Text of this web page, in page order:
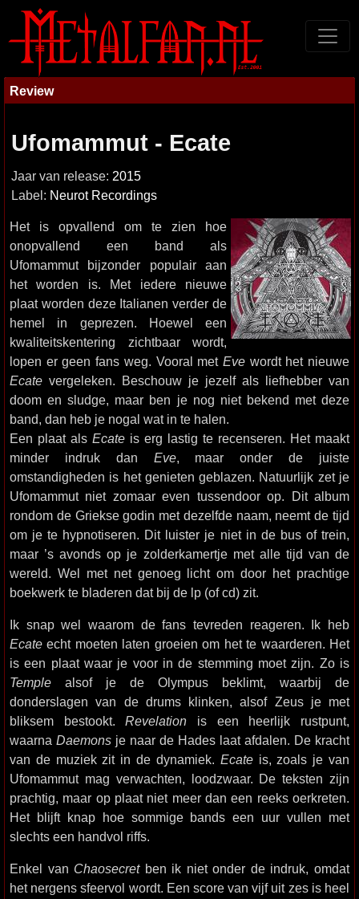
Review
Ufomammut - Ecate
Jaar van release: 2015
Label: Neurot Recordings
Het is opvallend om te zien hoe
onopvallend een band als
Ufomammut bijzonder populair aan
het worden is. Met iedere nieuwe
plaat worden deze Italianen verder de
hemel in geprezen. Hoewel een
kwaliteitskentering zichtbaar wordt,
lopen er geen fans weg. Vooral met Evewordt het nieuwe
Ecate vergeleken. Beschouw je jezelf als liefhebber van
doom en sludge, maar ben je nog niet bekend met deze
band, dan heb je nogal wat in te halen.
Een plaat als Ecate is erg lastig te recenseren. Het maakt
minder indruk dan Eve, maar onder de juiste
omstandigheden is het genieten geblazen. Natuurlijk zet je
Ufomammut niet zomaar even tussendoor op. Dit album
rondom de Griekse godin met dezelfde naam, neemt de tijd
om je te hypnotiseren. Dit luister je niet in de bus of trein,
maar ’s avonds op je zolderkamertje met alle tijd van de
wereld. Wel met net genoeg licht om door het prachtige
boekwerk te bladeren dat bij de lp (of cd) zit.
Ik snap wel waarom de fans tevreden reageren. Ik heb
Ecate echt moeten laten groeien om het te waarderen. Het
is een plaat waar je voor in de stemming moet zijn. Zo is
Temple alsof je de Olympus beklimt, waarbij de
donderslagen van de drums klinken, alsof Zeus je met
bliksem bestookt.Revelation is een heerlijk rustpunt,
waarna Daemons je naar de Hades laat afdalen. De kracht
van de muziek zit in de dynamiek. Ecateis, zoals je van
Ufomammut mag verwachten, loodzwaar. De teksten zijn
prachtig, maar op plaat niet meer dan een reeks oerkreten.
Het blijft knap hoe sommige bands een uur vullen met
slechts een handvol riffs.
Enkel van Chaosecretben ik niet onder de indruk, omdat
het nergens sfeervol wordt. Een score van vijf uit zes is heel